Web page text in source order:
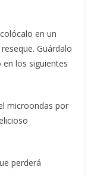
en un
Guárdalo
los siguientes
microondas por
perderá